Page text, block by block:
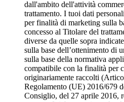
dall'ambito dell'attività
trattamento. I tuoi dati
per finalità di marketing sulla
concesso al Titolare del
diverse da quelle sopra
sulla base dell’ottenimento di
sulla base della normativa
compatibile con la finalità per
originariamente raccolti
Regolamento (UE) 2016/679
Consiglio, del 27 aprile 2016,